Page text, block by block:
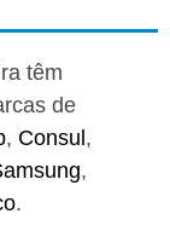
têm
de
, Consul ,
,
.